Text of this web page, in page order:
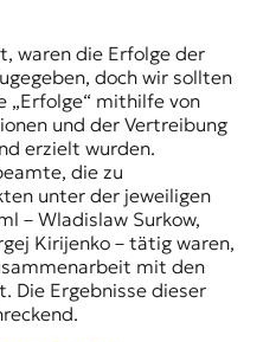
waren die Erfolge der
doch wir sollten
„Erfolge“ mithilfe von
und der Vertreibung
erzielt wurden.
die zu
unter der jeweiligen
– Wladislaw Surkow,
Kirijenko – tätig waren,
mit den
Die Ergebnisse dieser